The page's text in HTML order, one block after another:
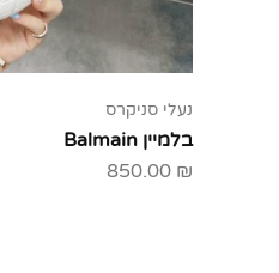
נעלי סניקרס
בלמיין Balmain
850.00 ₪